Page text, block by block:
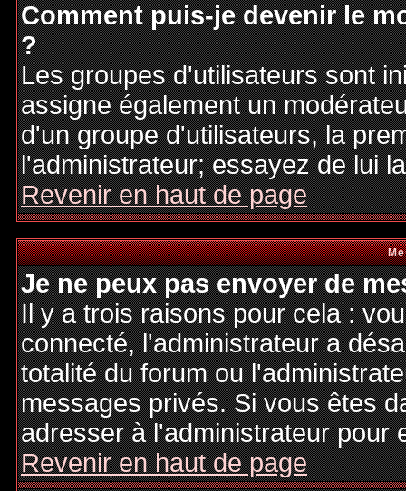
Comment puis-je devenir le
?
Les groupes d'utilisateurs sont
assigne également un
d'un groupe d'utilisateurs, la
l'administrateur; essayez de lui
Revenir en haut de page
Je ne peux pas envoyer de
Il y a trois raisons pour cela :
connecté, l'administrateur a
totalité du forum ou
messages privés. Si vous êtes
adresser à l'administrateur pour
Revenir en haut de page